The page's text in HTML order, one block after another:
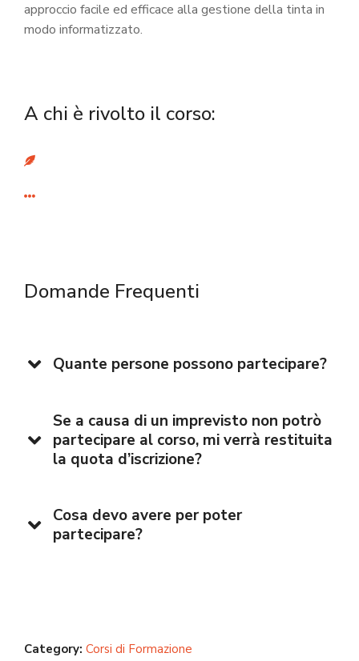
approccio facile ed efficace alla gestione della tinta in
modo informatizzato.
A chi è rivolto il corso:
Domande Frequenti
Quante persone possono partecipare?
Se a causa di un imprevisto non potrò
partecipare al corso, mi verrà restituita
la quota d’iscrizione?
Cosa devo avere per poter
partecipare?
Category: Corsi di Formazione